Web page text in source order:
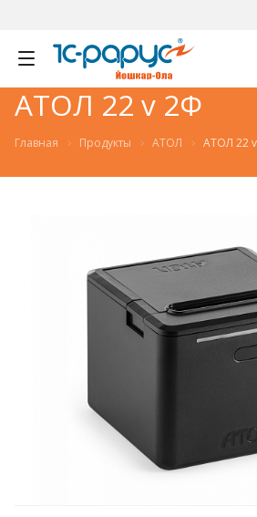
АТОЛ 22 v 2Ф
Главная Продукты АТОЛ АТОЛ 22